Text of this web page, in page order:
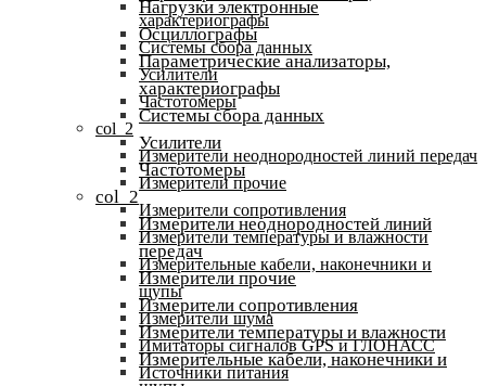
характериографы
Системы сбора данных
Усилители
Частотомеры
col_2
Измерители неоднородностей линий передач
Измерители прочие
Измерители сопротивления
Измерители температуры и влажности
Измерительные кабели, наконечники и
щупы
Измерители шума
Имитаторы сигналов GPS и ГЛОНАСС
Источники питания
Нагрузки электронные
Осциллографы
Параметрические анализаторы,
характериографы
Системы сбора данных
Усилители
Частотомеры
col_2
Измерители неоднородностей линий
передач
Измерители прочие
Измерители сопротивления
Измерители температуры и влажности
Измерительные кабели, наконечники и